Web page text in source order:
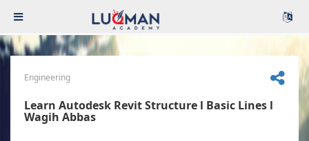
Engineering
Learn Autodesk Revit Structure l Basic Lines l
Wagih Abbas